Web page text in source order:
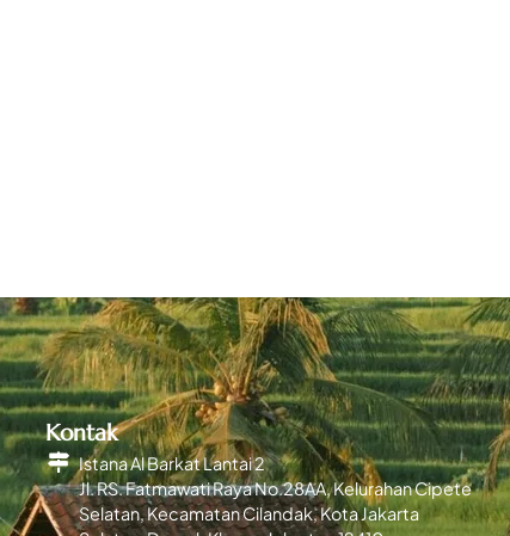
Kontak
Istana Al Barkat Lantai 2
Jl. RS. Fatmawati Raya No.28AA, Kelurahan Cipete
Selatan, Kecamatan Cilandak, Kota Jakarta